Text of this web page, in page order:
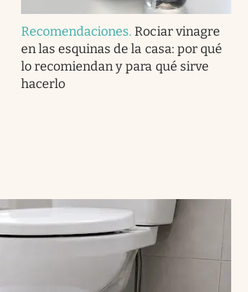
Recomendaciones. Rociar vinagre
en las esquinas de la casa: por qué
lo recomiendan y para qué sirve
hacerlo